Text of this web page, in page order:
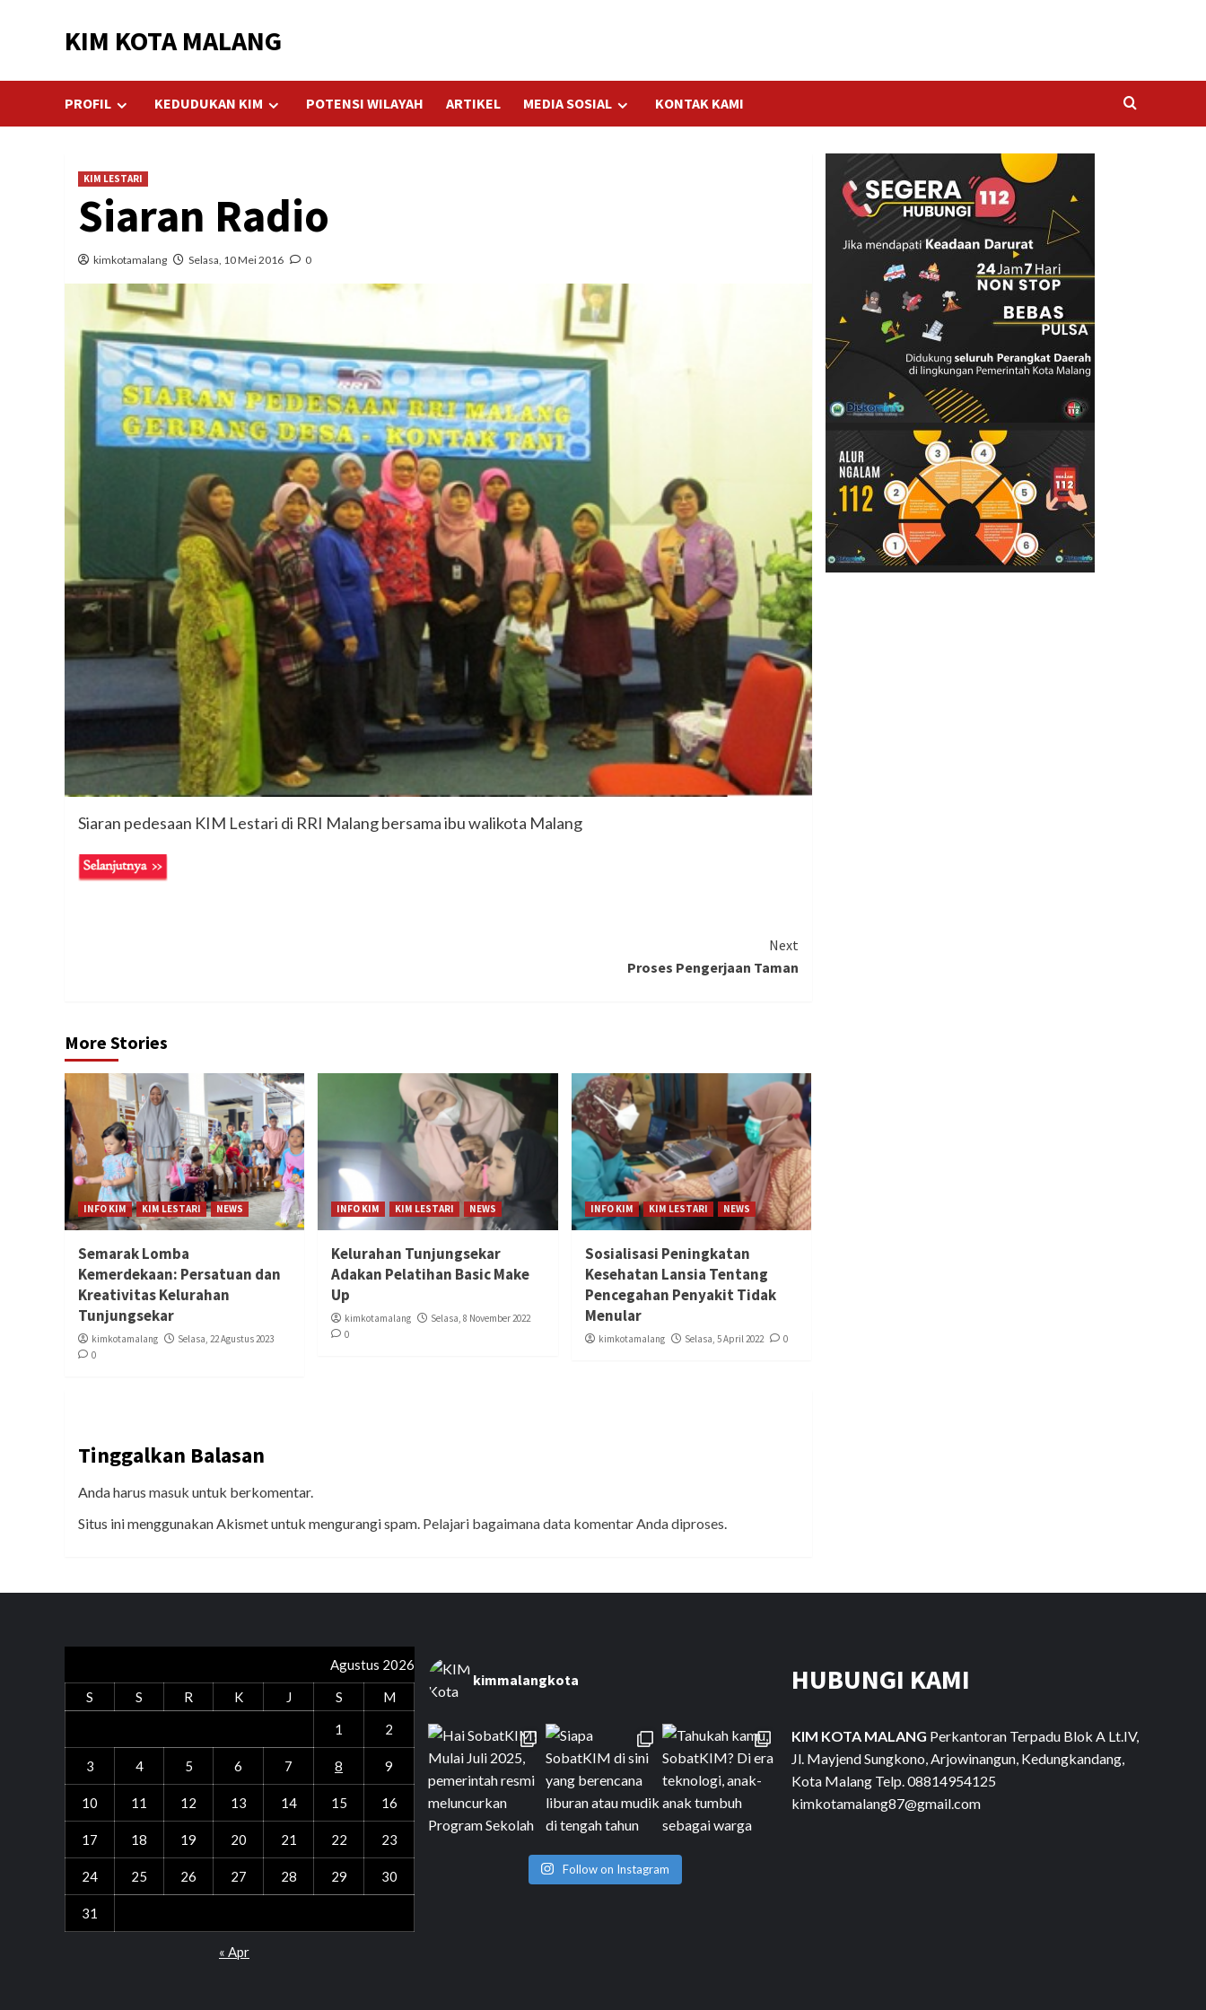
KIM KOTA MALANG
PROFIL KEDUDUKAN KIM POTENSI WILAYAH ARTIKEL MEDIA SOSIAL KONTAK KAMI
KIM LESTARI
Siaran Radio
kimkotamalang Selasa, 10 Mei 2016 0
Siaran pedesaan KIM Lestari di RRI Malang bersama ibu walikota Malang
Next
Proses Pengerjaan Taman
More Stories
INFO KIM KIM LESTARI NEWS
Semarak Lomba
Kemerdekaan: Persatuan dan
Kreativitas Kelurahan
Tunjungsekar
kimkotamalang
Selasa, 22 Agustus 2023
0
INFO KIM KIM LESTARI NEWS
Kelurahan Tunjungsekar
Adakan Pelatihan Basic Make
Up
kimkotamalang
Selasa, 8 November 2022
0
INFO KIM KIM LESTARI NEWS
Sosialisasi Peningkatan
Kesehatan Lansia Tentang
Pencegahan Penyakit Tidak
Menular
kimkotamalang Selasa, 5 April 2022 0
Tinggalkan Balasan
Anda harus masuk untuk berkomentar.
Situs ini menggunakan Akismet untuk mengurangi spam. Pelajari bagaimana data komentar Anda diproses.
Agustus 2026
S
S R K J S
M
1
2
3 4 5 6 7 8 9
10 11 12 13 14 15 16
17 18 19 20 21 22 23
24 25 26 27 28 29 30
31
« Apr
kimmalangkota
Follow on Instagram
HUBUNGI KAMI
KIM KOTA MALANG Perkantoran Terpadu Blok A Lt.IV,
Jl. Mayjend Sungkono, Arjowinangun, Kedungkandang,
Kota Malang Telp. 08814954125
kimkotamalang87@gmail.com